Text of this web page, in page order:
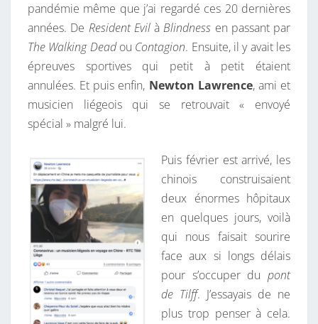
pandémie même que j’ai regardé ces 20 dernières
années. De Resident EvilàBlindness en passant par
The Walking Deadou Contagion. Ensuite, il y avait les
épreuves sportives qui petit à petit étaient
annulées. Et puis enfin, Newton Lawrence, ami et
musicien liégeois qui se retrouvait « envoyé
spécial » malgré lui.
Puis février est arrivé, les
chinois construisaient
deux énormes hôpitaux
en quelques jours, voilà
qui nous faisait sourire
face aux si longs délais
pour s’occuper du pont
de Tilff. J’essayais de ne
plus trop penser à cela.